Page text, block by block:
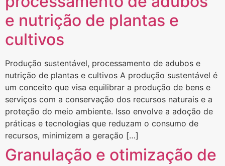
e nutrição de plantas e
cultivos
Produção sustentável, processamento de adubos e
nutrição de plantas e cultivos A produção sustentável é
um conceito que visa equilibrar a produção de bens e
serviços com a conservação dos recursos naturais e a
proteção do meio ambiente. Isso envolve a adoção de
práticas e tecnologias que reduzam o consumo de
recursos, minimizem a geração […]
Granulação e otimização de